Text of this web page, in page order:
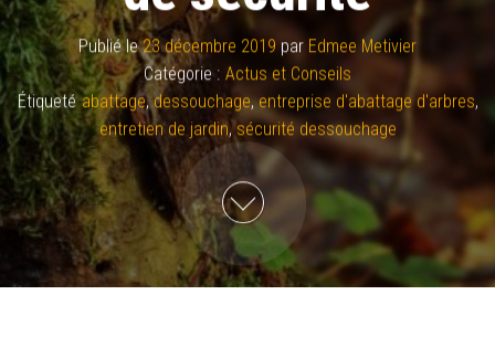
Publié le23 décembre 2019par Edmee Metivier
Catégorie : Actus et Conseils
Étiqueté abattage,dessouchage,entreprise d'abattage d'arbres,
entretien de jardin,sécurité dessouchage